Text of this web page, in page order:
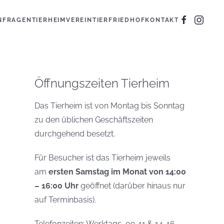
FRAGENTIERHEIMVEREINTIERFRIEDHOFKONTAKT
Öffnungszeiten Tierheim
Das Tierheim ist von Montag bis Sonntag
zu den üblichen Geschäftszeiten
durchgehend besetzt.
Für Besucher ist das Tierheim jeweils
amersten Samstag im Monat von 14:00
– 16:00 Uhr geöffnet (darüber hinaus nur
auf Terminbasis).